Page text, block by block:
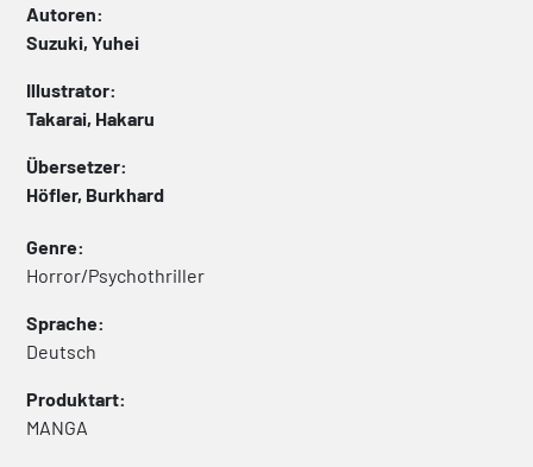
Autoren:
Suzuki, Yuhei
Illustrator:
Takarai, Hakaru
Übersetzer:
Höfler, Burkhard
Genre:
Horror/Psychothriller
Sprache:
Deutsch
Produktart:
MANGA